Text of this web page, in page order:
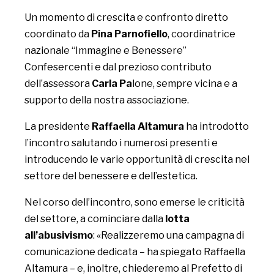
Un momento di crescita e confronto diretto
coordinato da Pina Parnofiello, coordinatrice
nazionale “Immagine e Benessere”
Confesercenti e dal prezioso contributo
dell’assessora Carla Palone, sempre vicina e a
supporto della nostra associazione.
La presidente Raffaella Altamura ha introdotto
l’incontro salutando i numerosi presenti e
introducendo le varie opportunità di crescita nel
settore del benessere e dell’estetica.
Nel corso dell’incontro, sono emerse le criticità
del settore, a cominciare dalla lotta
all’abusivismo: «Realizzeremo una campagna di
comunicazione dedicata – ha spiegato Raffaella
Altamura – e, inoltre, chiederemo al Prefetto di